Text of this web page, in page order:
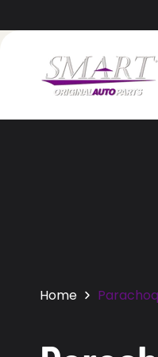
Al Contenido
Home